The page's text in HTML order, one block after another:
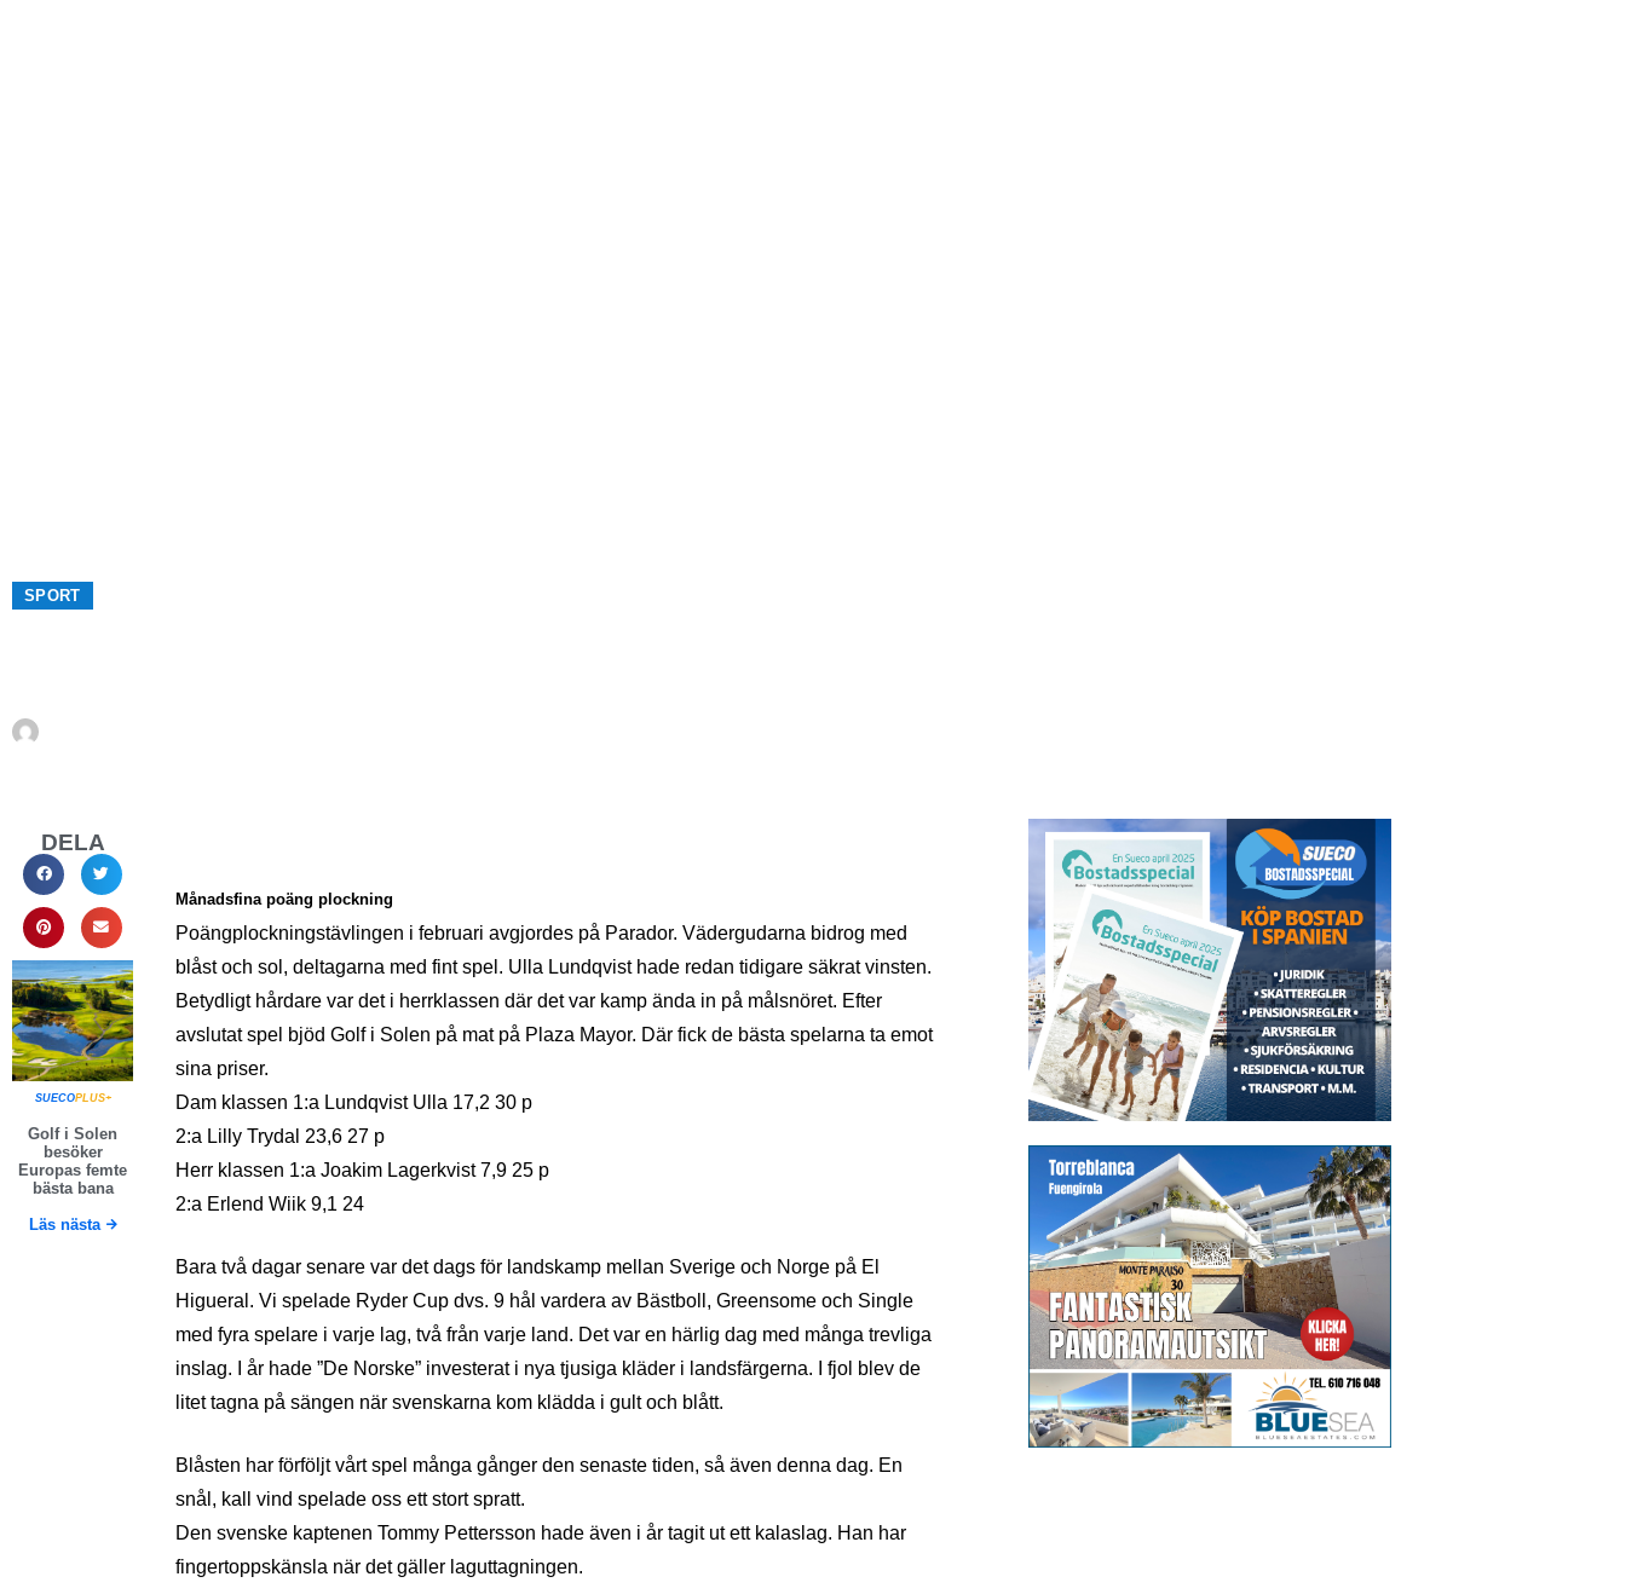
SPORT
DELA
SUECOPLUS+
Golf i Solen
besöker
Europas femte
bästa bana
Läs nästa
Månadsfina poäng plockning
Poängplockningstävlingen i februari avgjordes på Parador. Vädergudarna bidrog med
blåst och sol, deltagarna med fint spel. Ulla Lundqvist hade redan tidigare säkrat vinsten.
Betydligt hårdare var det i herrklassen där det var kamp ända in på målsnöret. Efter
avslutat spel bjöd Golf i Solen på mat på Plaza Mayor. Där fick de bästa spelarna ta emot
sina priser.
Dam klassen 1:a Lundqvist Ulla 17,2 30 p
2:a Lilly Trydal 23,6 27 p
Herr klassen 1:a Joakim Lagerkvist 7,9 25 p
2:a Erlend Wiik 9,1 24
Bara två dagar senare var det dags för landskamp mellan Sverige och Norge på El
Higueral. Vi spelade Ryder Cup dvs. 9 hål vardera av Bästboll, Greensome och Single
med fyra spelare i varje lag, två från varje land. Det var en härlig dag med många trevliga
inslag. I år hade ”De Norske” investerat i nya tjusiga kläder i landsfärgerna. I fjol blev de
litet tagna på sängen när svenskarna kom klädda i gult och blått.
Blåsten har förföljt vårt spel många gånger den senaste tiden, så även denna dag. En
snål, kall vind spelade oss ett stort spratt.
Den svenske kaptenen Tommy Pettersson hade även i år tagit ut ett kalaslag. Han har
fingertoppskänsla när det gäller laguttagningen.